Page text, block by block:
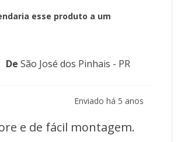
esse produto a um
De São José dos Pinhais - PR
Enviado há 5 anos
e de fácil montagem.